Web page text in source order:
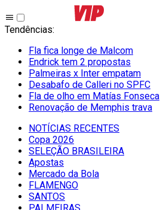
Tendências:
Fla fica longe de Malcom
Endrick tem 2 propostas
Palmeiras x Inter empatam
Desabafo de Calleri no SPFC
Fla de olho em Matías Fonseca
Renovação de Memphis trava
NOTÍCIAS RECENTES
Copa 2026
SELEÇÃO BRASILEIRA
Apostas
Mercado da Bola
FLAMENGO
SANTOS